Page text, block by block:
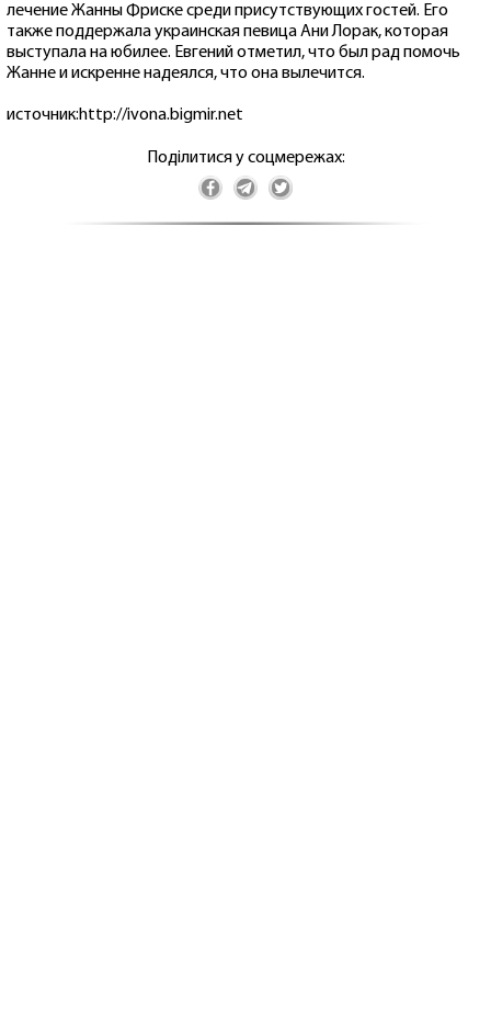
лечение Жанны Фриске среди присутствующих гостей. Его
также поддержала украинская певица Ани Лорак, которая
выступала на юбилее. Евгений отметил, что был рад помочь
Жанне и искренне надеялся, что она вылечится.
источник:http://ivona.bigmir.net
Поділитися у соцмережах: